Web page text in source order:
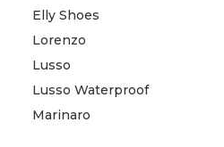
Elly Shoes
Lorenzo
Lusso
Lusso Waterproof
Marinaro